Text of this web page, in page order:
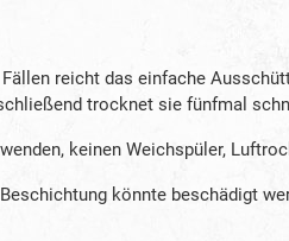
reicht das einfache
trocknet sie fünfmal
keinen Weichspüler,
könnte beschädigt